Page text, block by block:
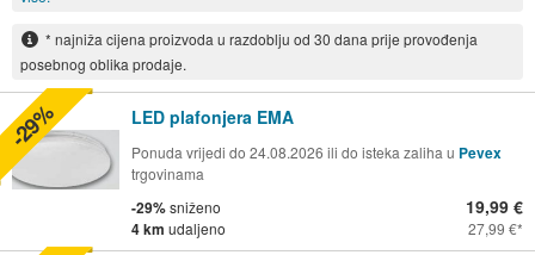
* najniža cijena proizvoda u razdoblju od 30 dana prije provođenja
posebnog oblika prodaje.
LED plafonjera EMA
Ponuda vrijedi do 24.08.2026 ili do isteka zaliha u Pevex
trgovinama
-29%sniženo
4 km udaljeno
19,99 €
27,99 €
-29%